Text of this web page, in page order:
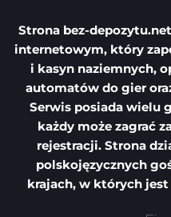
Strona bez-depozytu.net
internetowym, który
i kasyn naziemnych,
automatów do gier
Serwis posiada wielu
każdy może zagrać
rejestracji. Strona
polskojęzycznych
krajach, w których